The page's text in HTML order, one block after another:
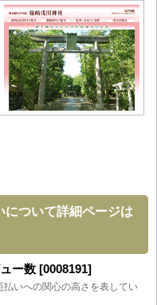
について詳細ページは
ー数 [0008191]
いへの関心の高さを表してい